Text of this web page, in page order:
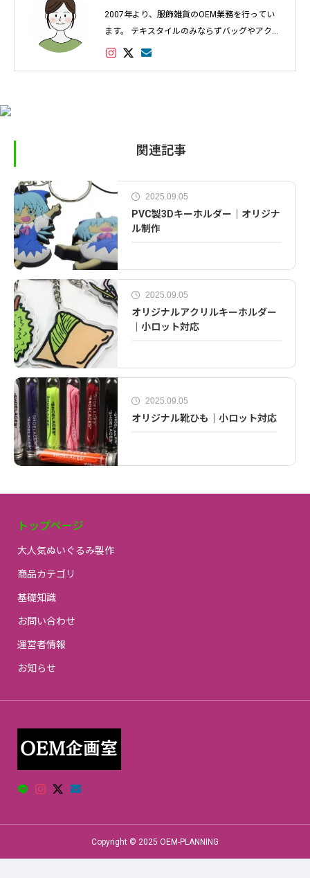
2007年より、服飾雑貨のOEM業務を行ってい
ます。 テキスタイルのみならずバッグやアクセ
サリー、インテリアなど幅広く対応し数多くの
関連記事
2025.09.05
PVC製3Dキーホルダー｜オリジナ
ル制作
2025.09.05
オリジナルアクリルキーホルダー
｜小ロット対応
2025.09.05
オリジナル靴ひも｜小ロット対応
トップページ
大人気ぬいぐるみ製作
商品カテゴリ
基礎知識
お問い合わせ
運営者情報
お知らせ
Copyright © 2025 OEM-PLANNING